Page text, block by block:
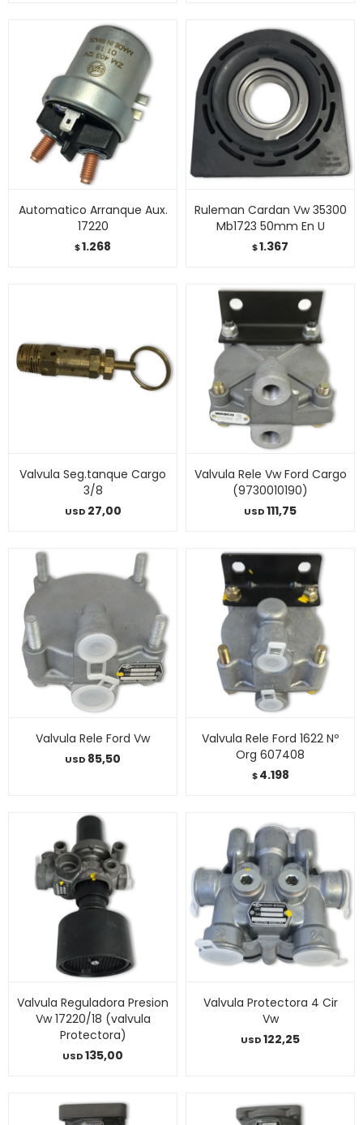
Automatico Arranque Aux.
17220
$1.268
Ruleman Cardan Vw 35300
Mb1723 50mm En U
$1.367
Valvula Seg.tanque Cargo
3/8
USD 27,00
Valvula Rele Vw Ford Cargo
(9730010190)
USD111,75
Valvula Rele Ford Vw
USD 85,50
Valvula Rele Ford 1622 Nº
Org 607408
$ 4.198
Valvula Reguladora Presion
Vw 17220/18 (valvula
Protectora)
USD135,00
Valvula Protectora 4 Cir
Vw
USD122,25